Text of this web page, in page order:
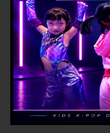
自行分配學位